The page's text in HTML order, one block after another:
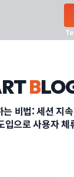
B
비법: 세션 지
입으로 사용자 체